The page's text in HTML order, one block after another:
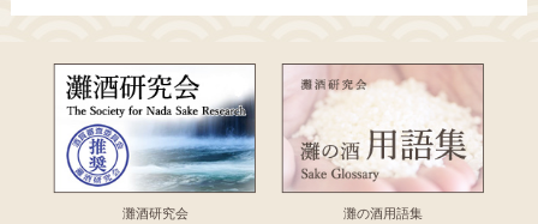
灘酒研究会 灘の酒用語集